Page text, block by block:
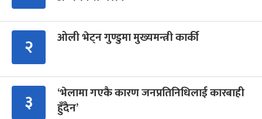
२ ओली भेट्न गुण्डुमा मुख्यमन्त्री कार्की
३
‘भेलामा गएकै कारण जनप्रतिनिधिलाई कारबाही
हुँदैन’